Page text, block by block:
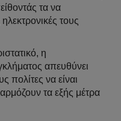
τα να
τους
η
απευθύνει
πολίτες να είναι
τα εξής μέτρα